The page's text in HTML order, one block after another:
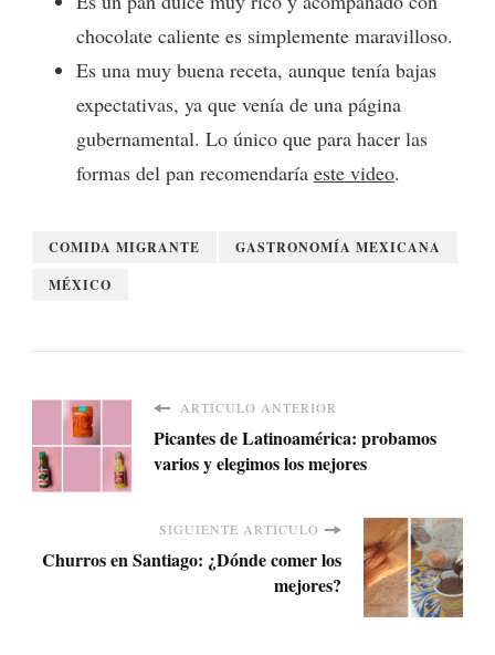
chocolate caliente es simplemente maravilloso.
Es una muy buena receta, aunque tenía bajas
expectativas, ya que venía de una página
gubernamental. Lo único que para hacer las
formas del pan recomendaría este video.
COMIDA MIGRANTE
GASTRONOMÍA MEXICANA
MÉXICO
ARTÍCULO ANTERIOR
Picantes de Latinoamérica: probamos
varios y elegimos los mejores
SIGUIENTE ARTÍCULO
Churros en Santiago: ¿Dónde comer los
mejores?